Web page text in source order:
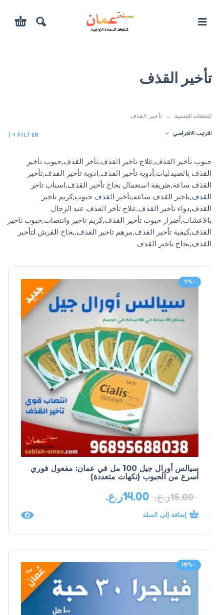
تأخير القذف
المنتجات الجنسية تأخير القذف
الترتيب الافتراضي FILTER
حبوب تأخير القذف,علاج تاخير القذف,تأخر القذف,حبوب تأخير
القذف بالصيدليات,أدوية تأخير القذف,ادوية تأخير القذف,تأخير
القذف ساعة,طريقة استعمال بخاخ تأخير القذف,اسباب تاخر
القذف,تاخير القذف ساعه,تأخير القذف حبوب,كريم تاخير
القذف,دواء تأخير القذف,علاج تأخر القذف عند الرجال
بالاعشاب,أضرار حبوب تأخير القذف,كريم تاخير وانتصاب,حبوب تاخير
القذف,كيفية تأخير القذف,مرهم تاخير القذف,بخاخ القرش لتأخير
القذف,بخاخ تاخير القذف
-7%
سيالس أورال جيل 100 مل في عمان: مفعول فوري
أسرع من الحبوب (نكهات متعددة)
15.00ر.ع. 14.00ر.ع.
إضافة إلى السلة
-19%